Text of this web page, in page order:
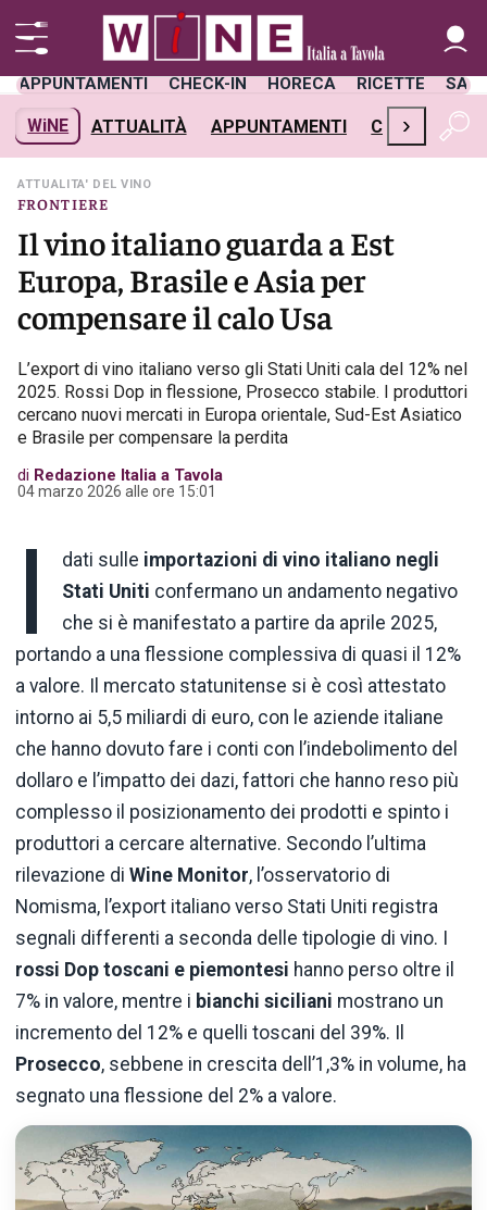
APPUNTAMENTI CHECK-IN HORECA RICETTE
WiNE ATTUALITÀ APPUNTAMENTI CHECK-IN
›
FRONTIERE
ATTUALITA' DEL VINO
Il vino italiano guarda a Est
Europa, Brasile e Asia per
compensare il calo Usa
L’export di vino italiano verso gli Stati Uniti cala del 12% nel
2025. Rossi Dop in flessione, Prosecco stabile. I produttori
cercano nuovi mercati in Europa orientale, Sud-Est Asiatico
e Brasile per compensare la perdita
di Redazione Italia a Tavola
04 marzo 2026 alle ore 15:01
I dati sulle importazioni di vino italiano negli
Stati Uniti confermano un andamento negativo
che si è manifestato a partire da aprile 2025,
portando a una flessione complessiva di quasi il 12%
a valore. Il mercato statunitense si è così attestato
intorno ai 5,5 miliardi di euro, con le aziende italiane
che hanno dovuto fare i conti con l’indebolimento del
dollaro e l’impatto dei dazi, fattori che hanno reso più
complesso il posizionamento dei prodotti e spinto i
produttori a cercare alternative. Secondo l’ultima
rilevazione di Wine Monitor, l’osservatorio di
Nomisma, l’export italiano verso Stati Uniti registra
segnali differenti a seconda delle tipologie di vino. I
rossi Dop toscani e piemontesi hanno perso oltre il
7% in valore, mentre i bianchi siciliani mostrano un
incremento del 12% e quelli toscani del 39%. Il
Prosecco, sebbene in crescita dell’1,3% in volume, ha
segnato una flessione del 2% a valore.